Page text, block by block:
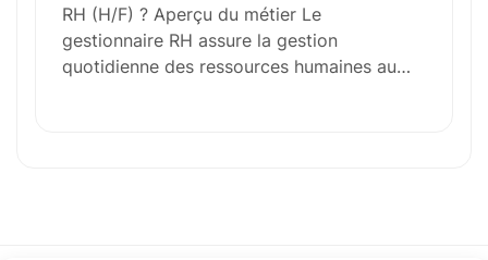
Glisser & déposer les fichiers ici
ou
Parcourir les fichiers
RH (H/F) ? Aperçu du métier Le
gestionnaire RH assure la gestion
quotidienne des ressources humaines au…